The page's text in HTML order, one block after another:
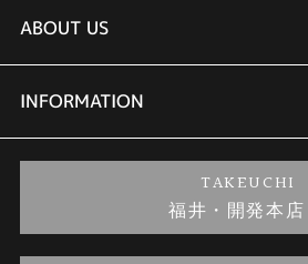
結婚指輪
セットリング
婚約ネックレス
金・プラチナのお取引
TAKEUCHI BRIDAL金沢本店情報
商品一覧
ブランドリスト
金澤指輪工房｜手作りペアリング
ABOUT US
会社概要
お客様の声
INFORMATION
TAKEUCHI
福井・開発本店